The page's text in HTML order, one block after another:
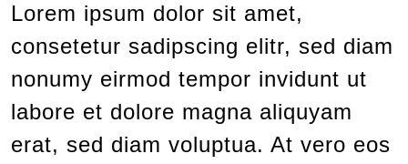
Lorem ipsum dolor sit amet,
consetetur sadipscing elitr, sed diam
nonumy eirmod tempor invidunt ut
labore et dolore magna aliquyam
erat, sed diam voluptua. At vero eos